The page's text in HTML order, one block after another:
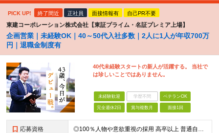
PICK UP! 終了間近 正社員 面接情報有 自己PR不要
東建コーポレーション株式会社【東証プライム・名証プレミア上場】
企画営業｜未経験OK｜40～50代入社多数｜2人に1人が年収700万
円｜退職金制度有
40代未経験スタートの新人が活躍する。 当社で
は珍しいことではありません。
未経験歓迎 学歴不問 ベテランOK
完全週休2日 賞与複数月 面接1回
応募資格 ◎100％人物や意欲重視の採用 高卒以上 普通自動車第一種運転免許取得者（AT限定可） ★職歴は全く問いません！ 前向きにコツコツと向き合える方であれば結果がついてくるお仕事です。 現職・無職、正社